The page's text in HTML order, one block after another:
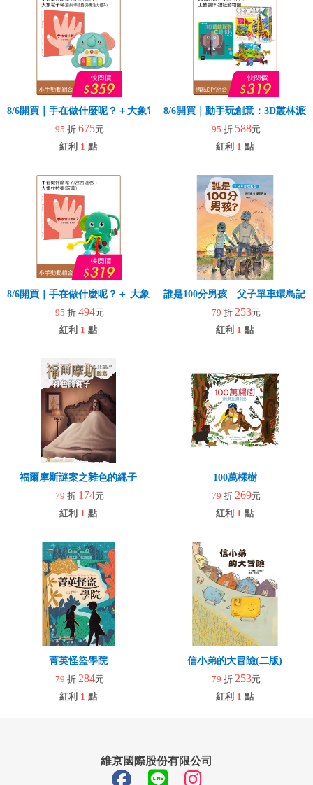
8/6開買｜手在做什麼呢？＋大象電子琴
95 折 675元
紅利 1 點
8/6開買｜動手玩創意：3D叢林派
95 折 588元
紅利 1 點
8/6開買｜手在做什麼呢？＋ 大象拉拉樂(玩具)
95 折 494元
紅利 1 點
誰是100分男孩—父子單車環島記
79 折 253元
紅利 1 點
福爾摩斯謎案之雜色的繩子
79 折 174元
紅利 1 點
100萬棵樹
79 折 269元
紅利 1 點
菁英怪盜學院
79 折 284元
紅利 1 點
信小弟的大冒險(二版)
79 折 253元
紅利 1 點
維京國際股份有限公司